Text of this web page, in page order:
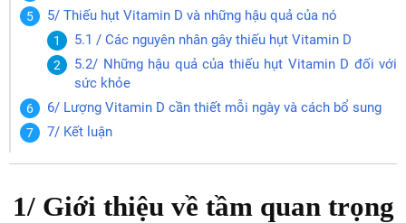
5/ Thiếu hụt Vitamin D và những hậu quả của nó
5.1 / Các nguyên nhân gây thiếu hụt Vitamin D
5.2/ Những hậu quả của thiếu hụt Vitamin D đối với
sức khỏe
6/ Lượng Vitamin D cần thiết mỗi ngày và cách bổ sung
7/ Kết luận
1/ Giới thiệu về tầm quan trọng